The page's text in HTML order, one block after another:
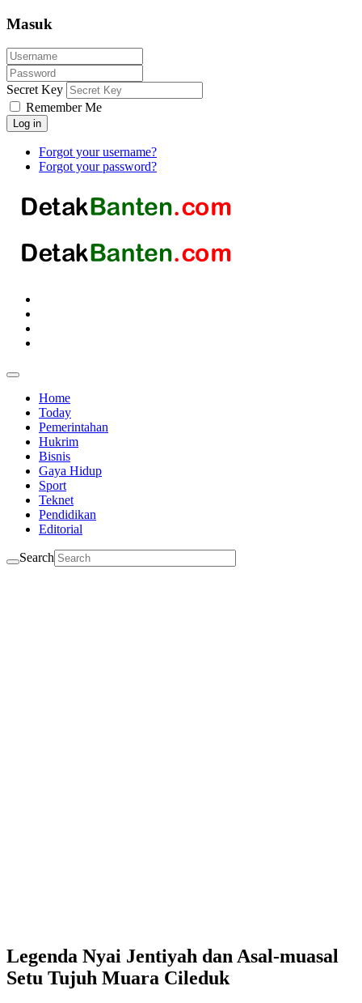
Masuk
Secret Key
Remember Me
Log in
Forgot your username?
Forgot your password?
Home
Today
Pemerintahan
Hukrim
Bisnis
Gaya Hidup
Sport
Teknet
Pendidikan
Editorial
Search
Legenda Nyai Jentiyah dan Asal-muasal
Setu Tujuh Muara Cileduk